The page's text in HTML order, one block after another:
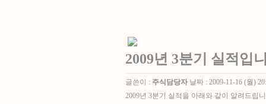
2009년 3분기 실적입
글쓴이 : 주식담당자 날짜 :2009-11-16 (월)
2009년 3분기 실적을 아래와 같이 알려드립